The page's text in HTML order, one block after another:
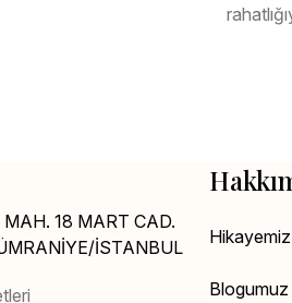
18 MART CAD.
İSTANBUL
Hikayemiz
Blogumuz